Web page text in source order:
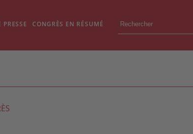
PRESSE CONGRÈS EN RÉSUMÉ